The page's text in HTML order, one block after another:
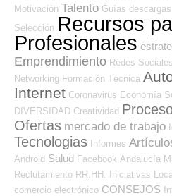
Motivación Talento Guías descargas
Selección Recursos
Profesionales
Emprendimiento Redes
Networking Formación Técnica
Internet Coronavirus Economía
DIVERSIDAD Creatividad
Ofertas mercado de trabajo
Tecnologias Informes
Android Salud Facebook Andalucía
Reclutamiento RR.HH.
Iniciativas
comercio electrónico CONSEJOS